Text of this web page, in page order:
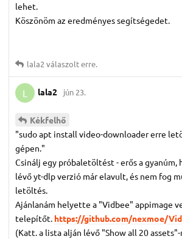
lehet.
Köszönöm az eredményes segítségedet.
lala2 válaszolt erre.
L lala2 jún 23.
Kékfelhő
"sudo apt install video-downloader erre
gépen."
Csinálj egy próbaletöltést - erős a gyanúm,
lévő yt-dlp verzió már elavult, és nem fog
letöltés.
Ajánlanám helyette a "Vidbee" appimage
telepítőt. https://github.com/nexmoe/
(Katt. a lista alján lévő "Show all 20